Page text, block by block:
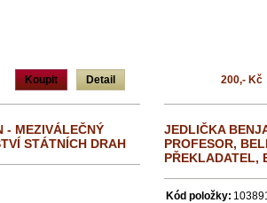
Koupit Detail 200,- Kč
- MEZIVÁLEČNÝ
STÁTNÍCH DRAH
JEDLIČKA
PROFESOR,
PŘEKLADATEL,
Kód položky: